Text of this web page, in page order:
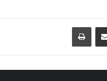
اشتراک گذاری از طریق ایمیل